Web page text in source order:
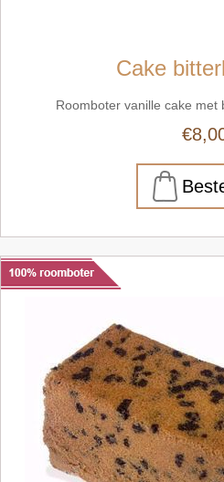
Cake
Roomboter vanille cake met